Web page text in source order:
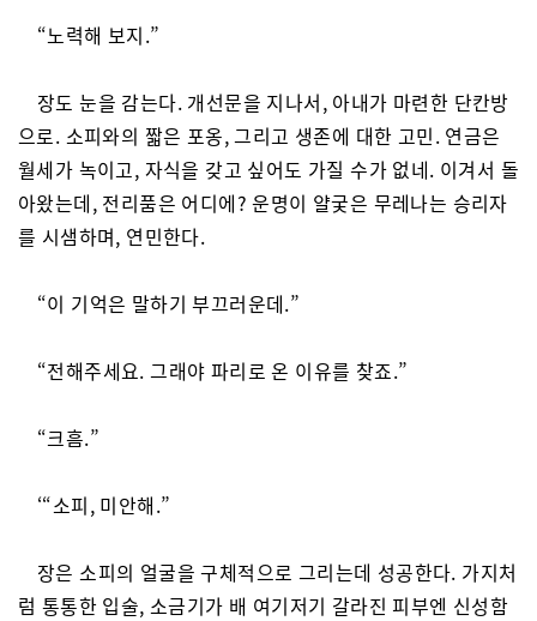
“노력해 보지.”
장도 눈을 감는다. 개선문을 지나서, 아내가 마련한 단칸방
으로. 소피와의 짧은 포옹, 그리고 생존에 대한 고민. 연금은
월세가 녹이고, 자식을 갖고 싶어도 가질 수가 없네. 이겨서 돌
아왔는데, 전리품은 어디에? 운명이 얄궂은 무레나는 승리자
를 시샘하며, 연민한다.
“이 기억은 말하기 부끄러운데.”
“전해주세요. 그래야 파리로 온 이유를 찾죠.”
“크흠.”
‘“소피, 미안해.”
장은 소피의 얼굴을 구체적으로 그리는데 성공한다. 가지처
럼 통통한 입술, 소금기가 배 여기저기 갈라진 피부엔 신성함